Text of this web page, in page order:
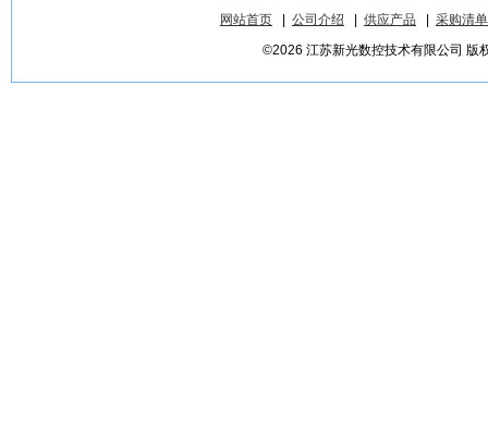
网站首页 公司介绍 供应产品
采购清单
©2026 江苏新光数控技术有限公司 版